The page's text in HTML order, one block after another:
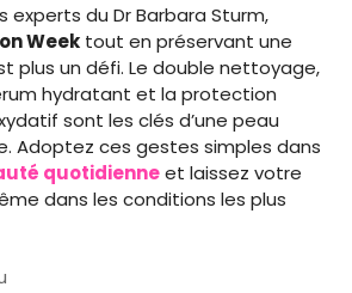
experts du Dr Barbara Sturm,
Week tout en préservant une
plus un défi. Le double nettoyage,
hydratant et la protection
sont les clés d’une peau
Adoptez ces gestes simples dans
quotidienneet laissez votre
dans les conditions les plus